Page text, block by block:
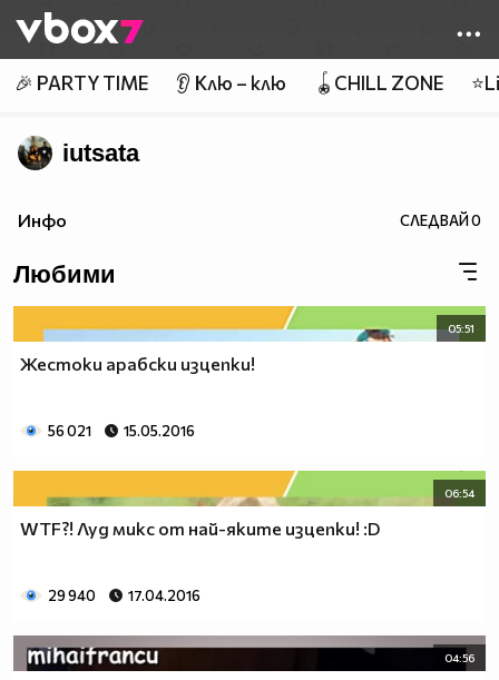
👾
🎉 PARTY TIME 👂 Клю – клю 🪀CHILL ZONE
iutsata
Инфо СЛЕДВАЙ0
Любими
05:51
Жестоки арабски изцепки!
56 021 15.05.2016
06:54
WTF?! Луд микс от най-яките изцепки! :D
29 940 17.04.2016
04:56